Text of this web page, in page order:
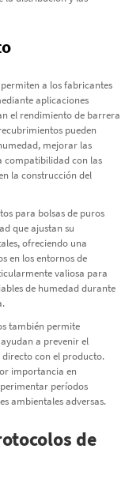
a los fabricantes
aplicaciones
el rendimiento de barrera
pueden
mejorar las
compatibilidad con las
la construcción del
para bolsas de puros
que ajustan su
ofreciendo una
en los entornos de
valiosa para
de humedad durante
también permite
a prevenir el
con el producto.
importancia en
períodos
ambientales adversas.
de